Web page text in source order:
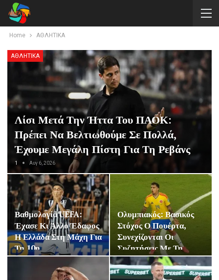
Home ΑΘΛΗΤΙΚΑ
ΑΘΛΗΤΙΚΑ
Λίσι Μετά Την Ήττα Του ΠΑΟΚ:
Πρέπει Να Βελτιωθούμε Σε Πολλά,
Έχουμε Μεγάλη Πίστη Για Τη Ρεβάνς
1 Αυγ 6, 2026
Βαθμολογία UEFA:
Έχασε Κι Άλλο Έδαφος
Η Ελλάδα Στη Μάχη Για
Τη 10η…
Ολυμπιακός: Βασικός
Στόχος Ο Πουέρτα,
Συνεχίζονται Οι
Συζητήσεις Με Τη…